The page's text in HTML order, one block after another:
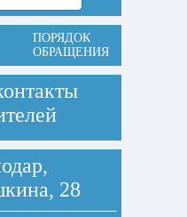
ПОРЯДОК
ОБРАЩЕНИЯ
28